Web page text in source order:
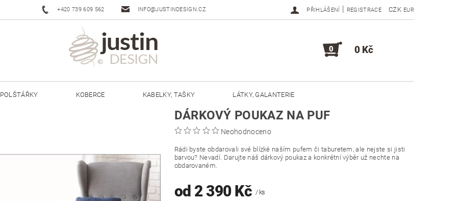
+420 739 609 562 INFO@JUSTINDESIGN.CZ CZK EUR
PŘIHLÁŠENÍ | REGISTRACE
0 0 Kč
POLŠTÁŘKY KOBERCE KABELKY, TAŠKY LÁTKY, GALANTERIE
ŠŇŮRY JUSTIN 5 MM DOPLŇKY, KOMPONENTY
DÁRKOVÝ POUKAZ NA PUF
Neohodnoceno
Rádi byste obdarovali své blízké naším pufem či taburetem, ale nejste si jisti
barvou? Nevadí. Darujte náš dárkový poukaz a konkrétní výběr už nechte na
obdarovaném.
od 2 390 Kč / ks